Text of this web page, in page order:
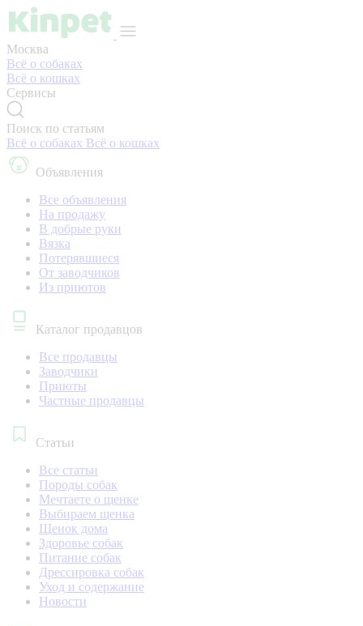
Москва
Всё о собаках
Всё о кошках
Сервисы
Поиск по статьям
Всё о собаках Всё о кошках
Объявления
Все объявления
На продажу
В добрые руки
Вязка
Потерявшиеся
От заводчиков
Из приютов
Каталог продавцов
Все продавцы
Заводчики
Приюты
Частные продавцы
Статьи
Все статьи
Породы собак
Мечтаете о щенке
Выбираем щенка
Щенок дома
Здоровье собак
Питание собак
Дрессировка собак
Уход и содержание
Новости